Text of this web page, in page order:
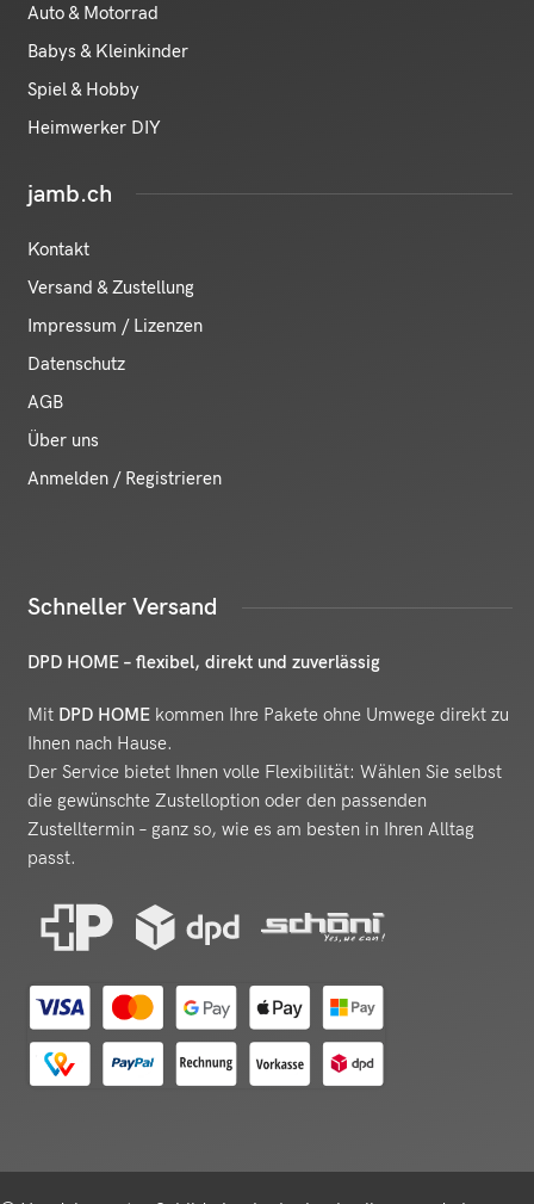
Auto & Motorrad
Babys & Kleinkinder
Spiel & Hobby
Heimwerker DIY
jamb.ch
Kontakt
Versand & Zustellung
Impressum / Lizenzen
Datenschutz
AGB
Über uns
Anmelden / Registrieren
Schneller Versand
DPD HOME – flexibel, direkt und zuverlässig
Mit DPD HOME kommen Ihre Pakete ohne Umwege direkt zu
Ihnen nach Hause.
Der Service bietet Ihnen volle Flexibilität: Wählen Sie selbst
die gewünschte Zustelloption oder den passenden
Zustelltermin – ganz so, wie es am besten in Ihren Alltag
passt.